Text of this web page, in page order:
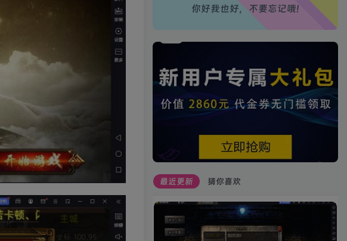
你好我也好，不要忘记哦!
最近更新 猜你喜欢